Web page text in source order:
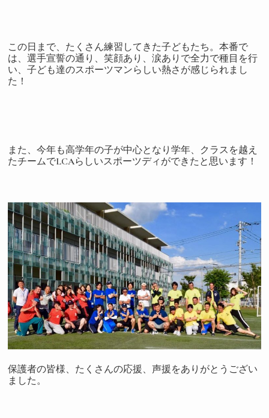
この日まで、たくさん練習してきた子どもたち。本番で
は、選手宣誓の通り、笑顔あり、涙ありで全力で種目を行
い、子ども達のスポーツマンらしい熱さが感じられまし
た！
また、今年も高学年の子が中心となり学年、クラスを越え
たチームでLCAらしいスポーツディができたと思います！
保護者の皆様、たくさんの応援、声援をありがとうござい
ました。